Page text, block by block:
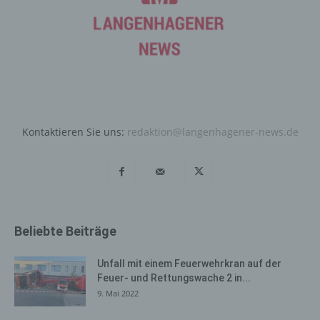
Kontaktieren Sie uns: redaktion@langenhagener-news.de
Beliebte Beiträge
Unfall mit einem Feuerwehrkran auf der
Feuer- und Rettungswache 2 in...
9. Mai 2022
Daten und Informationen. Diese allgemeinen Daten und
Informationen werden in den Logfiles des Servers
gespeichert. Erfasst werden können die (1) verwendeten
System auf unserer Internetseite angesteuert werden,
Internetseite, (6) eine Internet-Protokoll-Adresse (IP-
Angriffen auf unsere informationstechnologischen
Bei der Nutzung dieser allgemeinen Daten und
Informationen ziehen wird keine Rückschlüsse auf die
betroffene Person. Diese Informationen werden vielmehr